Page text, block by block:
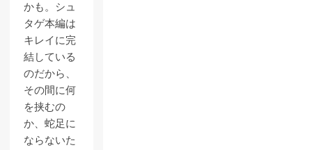
かも。シュ
タゲ本編は
キレイに完
結している
のだから、
その間に何
を挟むの
か、蛇足に
ならないた